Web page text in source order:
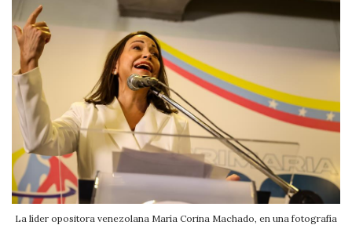
La líder opositora venezolana María Corina Machado, en una fotografía